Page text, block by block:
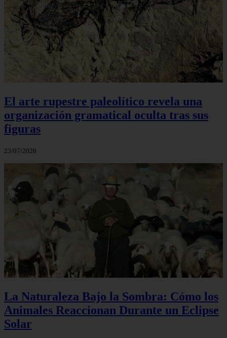
El arte rupestre paleolítico revela una
organización gramatical oculta tras sus
figuras
23/07/2026
La Naturaleza Bajo la Sombra: Cómo los
Animales Reaccionan Durante un Eclipse
Solar